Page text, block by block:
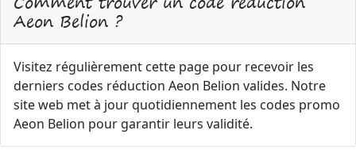
Aeon Belion ?
Visitez régulièrement cette page pour recevoir les
derniers codes réduction Aeon Belion valides. Notre
site web met à jour quotidiennement les codes promo
Aeon Belion pour garantir leurs validité.